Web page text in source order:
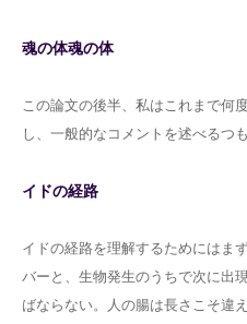
魂の体魂の体
この論文の後半、私はこれまで何
し、一般的なコメントを述べるつ
イドの経路
イドの経路を理解するためにはま
バーと、生物発生のうちで次に出
ばならない。人の腸は長さこそ違